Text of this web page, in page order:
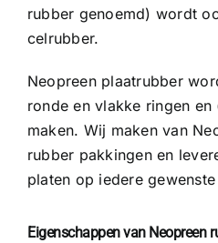
rubber genoemd) wordt
celrubber.
Neopreen plaatrubber
ronde en vlakke ringen
maken. Wij maken van
rubber pakkingen en
platen op iedere
Eigenschappen van Neopreen